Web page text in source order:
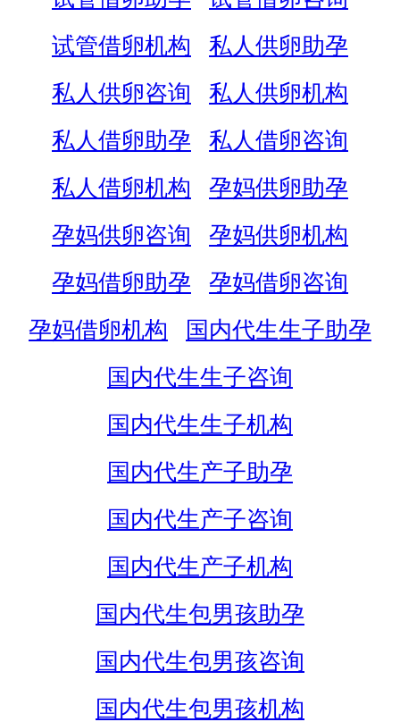
试管借卵机构
私人供卵助孕
私人供卵咨询
私人供卵机构
私人借卵助孕
私人借卵咨询
私人借卵机构
孕妈供卵助孕
孕妈供卵咨询
孕妈供卵机构
孕妈借卵助孕
孕妈借卵咨询
孕妈借卵机构
国内代生生子助孕
国内代生生子咨询
国内代生生子机构
国内代生产子助孕
国内代生产子咨询
国内代生产子机构
国内代生包男孩助孕
国内代生包男孩咨询
国内代生包男孩机构